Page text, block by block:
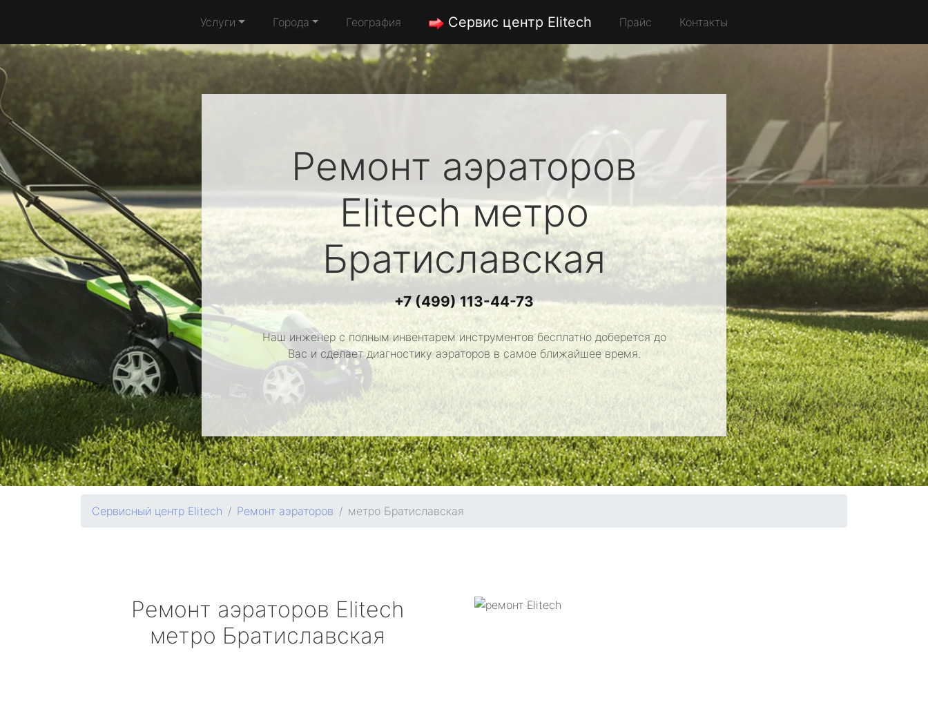
Услуги Города География Сервис центр Elitech Прайс Контакты
Ремонт аэраторов
Elitechметро
Братиславская
+7 (499) 113-44-73
Наш инженер с полным инвентарем инструментов бесплатно доберется до
Вас и сделает диагностику аэраторов в самое ближайшее время.
Сервисный центр Elitech Ремонт аэраторов метро Братиславская
Ремонт аэраторов Elitech
метро Братиславская